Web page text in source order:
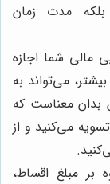
مدت زمان
مالی شما اجازه
می‌تواند به
بدان معناست که
می‌کنید و از
بر مبلغ اقساط،